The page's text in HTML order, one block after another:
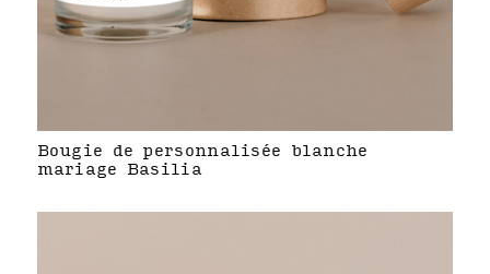
Bougie de personnalisée blanche
mariage Basilia